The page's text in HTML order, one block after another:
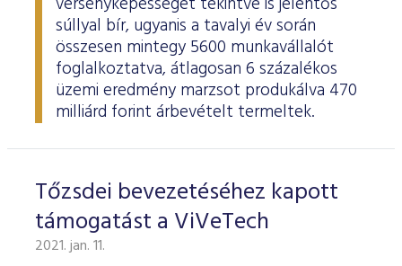
súllyal bír, ugyanis a tavalyi év során
összesen mintegy 5600 munkavállalót
foglalkoztatva, átlagosan 6 százalékos
üzemi eredmény marzsot produkálva 470
milliárd forint árbevételt termeltek.
Tőzsdei bevezetéséhez kapott
támogatást a ViVeTech
2021. jan. 11.